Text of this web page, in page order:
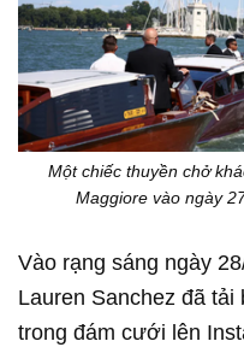
Một chiếc thuyền chở
Maggiore vào ngày
Vào rạng sáng ngày
Lauren Sanchez đã
trong đám cưới lên